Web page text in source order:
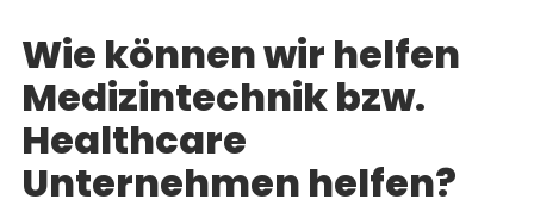
Wie können wir helfen
Medizintechnik bzw.
Healthcare
Unternehmen helfen?